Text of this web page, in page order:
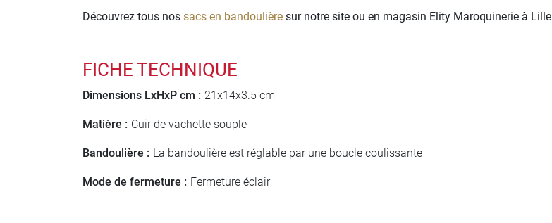
Découvrez tous nos sacs en bandoulière sur notre site ou en magasin Elity Maroquinerie à Lille
FICHE TECHNIQUE
Dimensions LxHxP cm : 21x14x3.5 cm
Matière : Cuir de vachette souple
Bandoulière : La bandoulière est réglable par une boucle coulissante
Mode de fermeture : Fermeture éclair